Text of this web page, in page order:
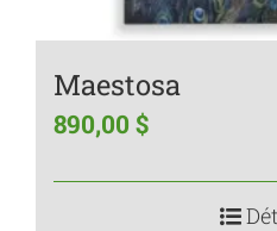
Maestosa
890,00 $